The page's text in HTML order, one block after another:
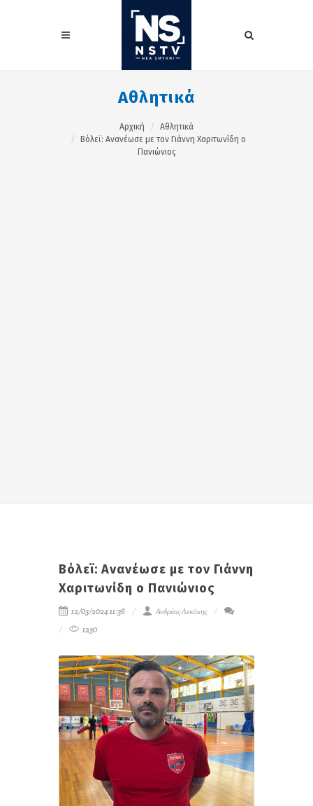
Αθλητικά
Αρχική
Αθλητικά
Βόλεϊ: Ανανέωσε με τον Γιάννη Χαριτωνίδη ο
Πανιώνιος
Βόλεϊ: Ανανέωσε με τον Γιάννη
Χαριτωνίδη ο Πανιώνιος
12/03/2024 11:36
Ανδρέας Λεκάκης
1230